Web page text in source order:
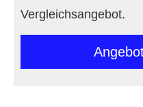
Vergleichsangebot.